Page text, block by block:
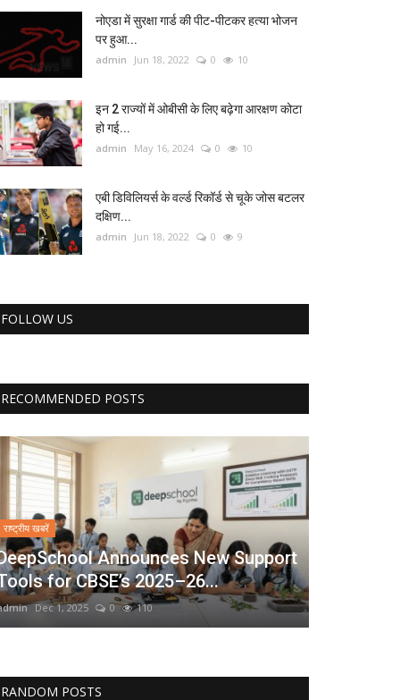
नोएडा में सुरक्षा गार्ड की पीट-पीटकर हत्या भोजन
पर हुआ...
admin Jun 18, 2022 0 10
इन 2 राज्यों में ओबीसी के लिए बढ़ेगा आरक्षण कोटा
हो गई...
admin May 16, 2024 0 10
एबी डिविलियर्स के वर्ल्ड रिकॉर्ड से चूके जोस बटलर
दक्षिण...
admin Jun 18, 2022 0 9
FOLLOW US
RECOMMENDED POSTS
राष्ट्रीय खबरें
Announces New Support
for CBSE’s 2025–26...
Dec 1, 2025 0 110
RANDOM POSTS